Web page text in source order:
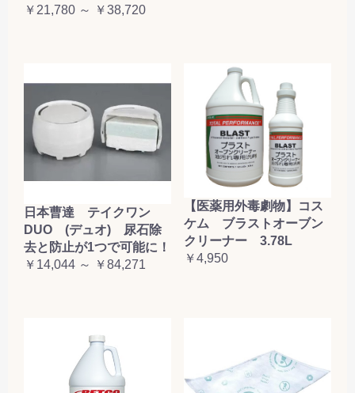
￥21,780 ～ ￥38,720
日本曹達 テイクワン
DUO (デュオ) 尿石除
去と防止が1つで可能に！
￥14,044 ～ ￥84,271
【医薬用外毒劇物】コス
ケム ブラストオーブン
クリーナー 3.78L
￥4,950